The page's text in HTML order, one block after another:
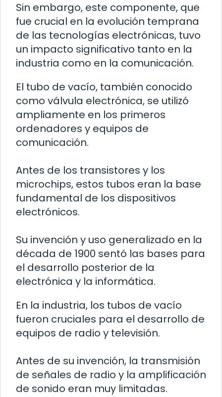
Sin embargo, este componente, que
fue crucial en la evolución temprana
de las tecnologías electrónicas, tuvo
un impacto significativo tanto en la
industria como en la comunicación.
El tubo de vacío, también conocido
como válvula electrónica, se utilizó
ampliamente en los primeros
ordenadores y equipos de
comunicación.
Antes de los transistores y los
microchips, estos tubos eran la base
fundamental de los dispositivos
electrónicos.
Su invención y uso generalizado en la
década de 1900 sentó las bases para
el desarrollo posterior de la
electrónica y la informática.
En la industria, los tubos de vacío
fueron cruciales para el desarrollo de
equipos de radio y televisión.
Antes de su invención, la transmisión
de señales de radio y la amplificación
de sonido eran muy limitadas.